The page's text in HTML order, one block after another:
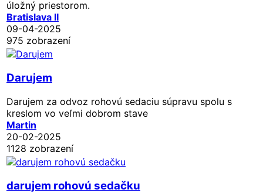
úložný priestorom.
Bratislava II
09-04-2025
975 zobrazení
Darujem
Darujem za odvoz rohovú sedaciu súpravu spolu s
kreslom vo veľmi dobrom stave
Martin
20-02-2025
1128 zobrazení
darujem rohovú sedačku